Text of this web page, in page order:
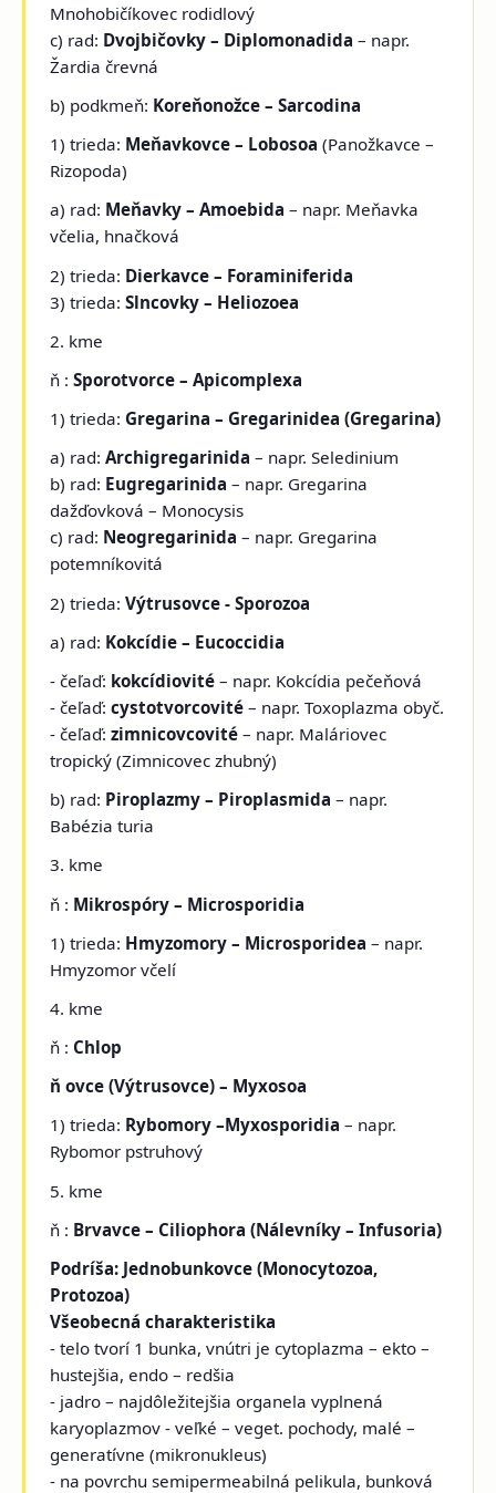
Mnohobičíkovec rodidlový
c) rad: Dvojbičovky – Diplomonadida– napr.
Žardia črevná
b) podkmeň: Koreňonožce – Sarcodina
1) trieda: Meňavkovce – Lobosoa(Panožkavce –
Rizopoda)
a) rad: Meňavky – Amoebida– napr. Meňavka
včelia, hnačková
2) trieda: Dierkavce – Foraminiferida
3) trieda:Slncovky – Heliozoea
2. kme
ň :Sporotvorce – Apicomplexa
1) trieda: Gregarina – Gregarinidea (Gregarina)
a) rad:Archigregarinida– napr. Seledinium
b) rad: Eugregarinida– napr. Gregarina
dažďovková – Monocysis
c) rad: Neogregarinida– napr. Gregarina
potemníkovitá
2) trieda:Výtrusovce - Sporozoa
a) rad: Kokcídie – Eucoccidia
- čeľaď: kokcídiovité– napr. Kokcídia pečeňová
- čeľaď:cystotvorcovité– napr. Toxoplazma obyč.
- čeľaď:zimnicovcovité– napr. Maláriovec
tropický (Zimnicovec zhubný)
b) rad: Piroplazmy – Piroplasmida– napr.
Babézia turia
3. kme
ň : Mikrospóry – Microsporidia
1) trieda: Hmyzomory – Microsporidea– napr.
Hmyzomor včelí
4. kme
ň : Chlop
ň ovce (Výtrusovce) – Myxosoa
1) trieda: Rybomory –Myxosporidia– napr.
Rybomor pstruhový
5. kme
ň : Brvavce – Ciliophora (Nálevníky – Infusoria)
Podríša: Jednobunkovce (Monocytozoa,
Protozoa)
Všeobecná charakteristika
- telo tvorí 1 bunka, vnútri je cytoplazma – ekto –
hustejšia, endo – redšia
- jadro – najdôležitejšia organela vyplnená
karyoplazmov - veľké – veget. pochody, malé –
generatívne (mikronukleus)
- na povrchu semipermeabilná pelikula, bunková